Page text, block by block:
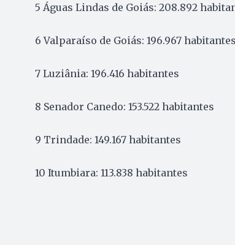
5 Águas Lindas de Goiás: 208.892
6 Valparaíso de Goiás: 196.967 habitantes
7 Luziânia: 196.416 habitantes
8 Senador Canedo: 153.522 habitantes
9 Trindade: 149.167 habitantes
10 Itumbiara: 113.838 habitantes